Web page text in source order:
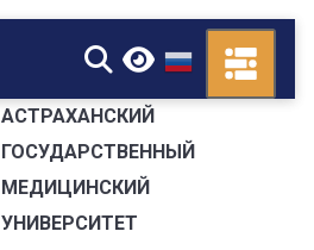
▼
АСТРАХАНСКИЙ
ГОСУДАРСТВЕННЫЙ
МЕДИЦИНСКИЙ
УНИВЕРСИТЕТ